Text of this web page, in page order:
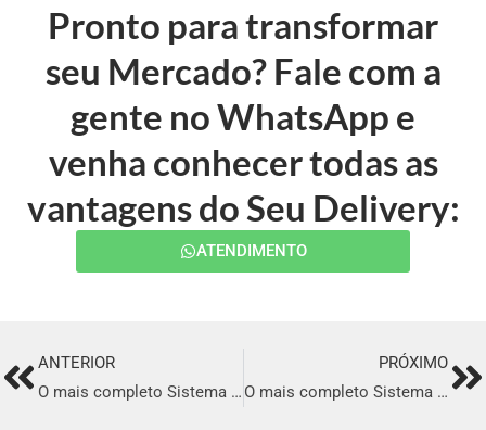
Pronto para transformar
seu Mercado? Fale com a
gente no WhatsApp e
venha conhecer todas as
vantagens do Seu Delivery:
ATENDIMENTO
PrevANTERIOR
O mais completo Sistema para Delivery em Montenegro
PRÓXIMO
O mais completo Sistema para Delivery em Carazinho